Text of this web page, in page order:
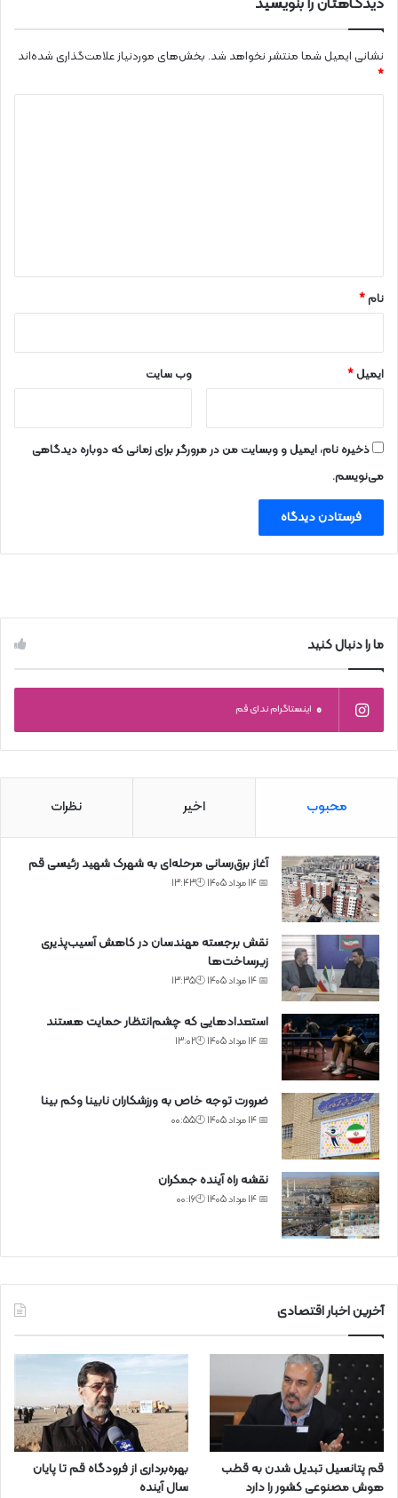
نشانی ایمیل شما منتشر نخواهد شد. بخش‌های موردنیاز علامت‌گذاری شده‌اند
*
نام*
ایمیل* وب‌ سایت
ذخیره نام، ایمیل و وبسایت من در مرورگر برای زمانی که دوباره دیدگاهی
می‌نویسم.
ما را دنبال کنید
0 اینستاگرام ندای قم
محبوب اخیر نظرات
آغاز برق‌رسانی مرحله‌ای به شهرک شهید رئیسی قم
📅 14 مرداد 1405 🕙13:43
نقش برجسته مهندسان در کاهش آسیب‌پذیری
زیرساخت‌ها
📅 14 مرداد 1405 🕙13:35
استعدادهایی که چشم‌انتظار حمایت هستند
📅 14 مرداد 1405 🕙13:02
ضرورت توجه خاص به ورزشکاران نابینا وکم بینا
📅 14 مرداد 1405 🕙00:55
نقشه راه آینده جمکران
📅 14 مرداد 1405 🕙00:16
آخرین اخبار اقتصادی
قم پتانسیل تبدیل شدن به قطب
هوش مصنوعی کشور را دارد
بهره‌برداری از فرودگاه قم تا پایان
سال آینده